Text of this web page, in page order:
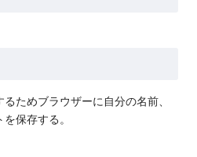
ためブラウザーに自分の名前、
保存する。